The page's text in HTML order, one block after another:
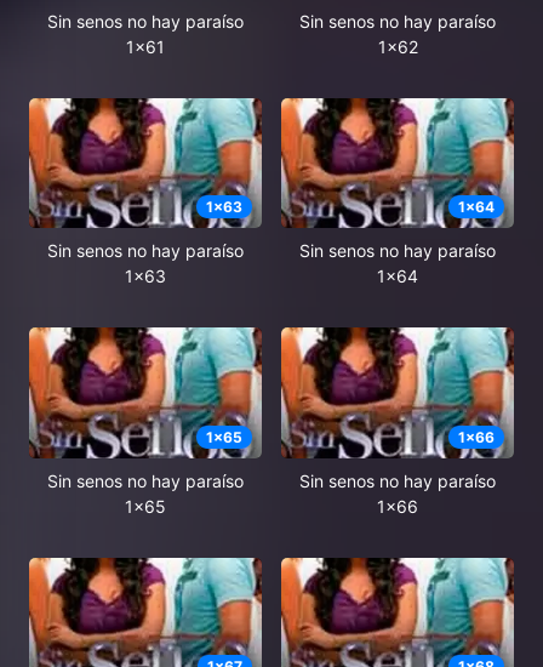
Sin senos no hay paraíso
1x61
Sin senos no hay paraíso
1x62
1x63
Sin senos no hay paraíso
1x63
1x64
Sin senos no hay paraíso
1x64
1x65
Sin senos no hay paraíso
1x65
1x66
Sin senos no hay paraíso
1x66